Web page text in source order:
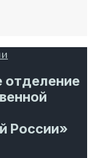
отделение
России»